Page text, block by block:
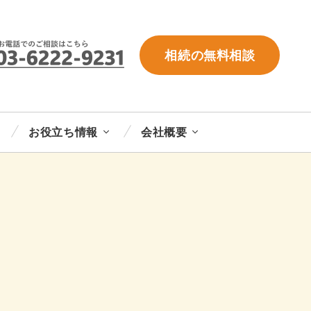
相続の無料相談
お役立ち情報 会社概要